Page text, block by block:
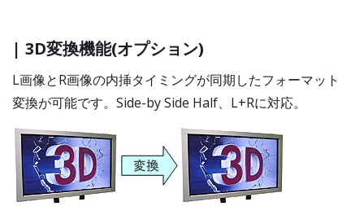
| 3D変換機能(オプション)
L画像とR画像の内挿タイミングが同期したフォーマット
変換が可能です。Side-by Side Half、L+Rに対応。